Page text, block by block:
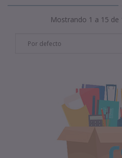
Mostrando 1 a 15 de